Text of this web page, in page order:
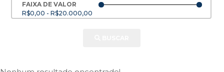
FAIXA DE VALOR
R$0,00 - R$20.000,00